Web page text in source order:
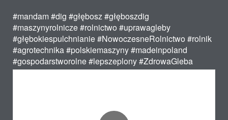
#mandam#dig #głębosz#głęboszdig
#maszynyrolnicze#rolnictwo #uprawagleby
#głębokiespulchnianie#NowoczesneRolnictwo #rolnik
#agrotechnika#polskiemaszyny#madeinpoland
#gospodarstworolne#lepszeplony#ZdrowaGleba